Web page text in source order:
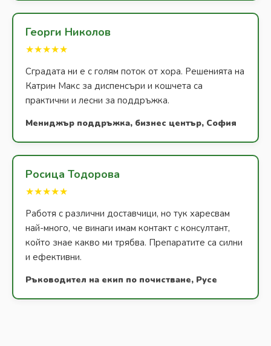
Георги Николов
★★★★★
Сградата ни е с голям поток от хора. Решенията на
Катрин Макс за диспенсъри и кошчета са
практични и лесни за поддръжка.
Мениджър поддръжка, бизнес център, София
Росица Тодорова
★★★★★
Работя с различни доставчици, но тук харесвам
най-много, че винаги имам контакт с консултант,
който знае какво ми трябва. Препаратите са силни
и ефективни.
Ръководител на екип по почистване, Русе